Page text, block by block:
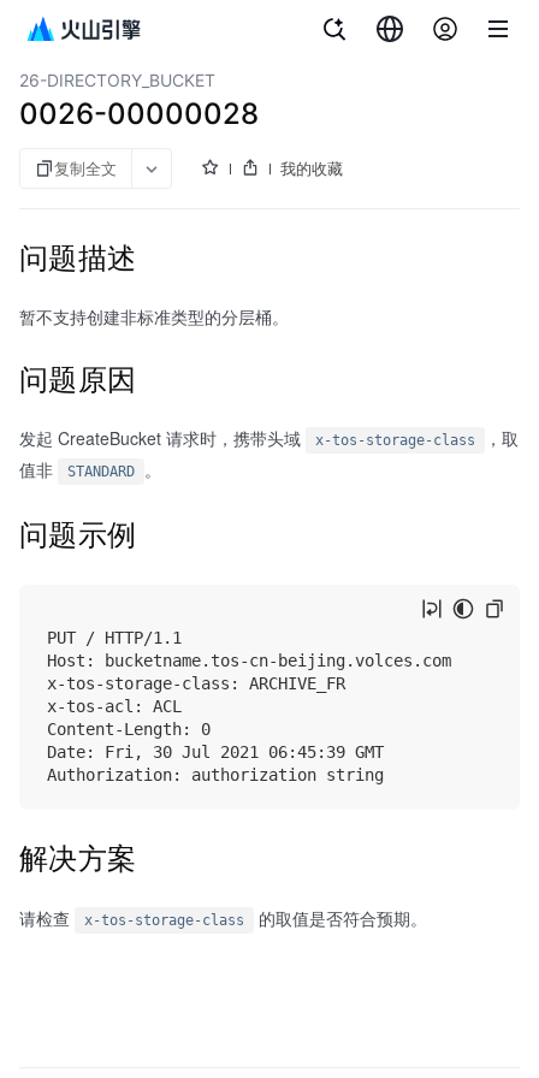
对象存储
26-DIRECTORY_BUCKET
0026-00000028
复制全文 我的收藏
问题描述
暂不支持创建非标准类型的分层桶。
问题原因
发起 CreateBucket 请求时，携带头域 x-tos-storage-class
，取
值非
STANDARD 。
问题示例
PUT / HTTP/1.1
Host: bucketname.tos-cn-beijing.volces.com
x-tos-storage-class: ARCHIVE_FR
x-tos-acl: ACL
Content-Length: 0
Date: Fri, 30 Jul 2021 06:45:39 GMT
解决方案
请检查 x-tos-storage-class 的取值是否符合预期。